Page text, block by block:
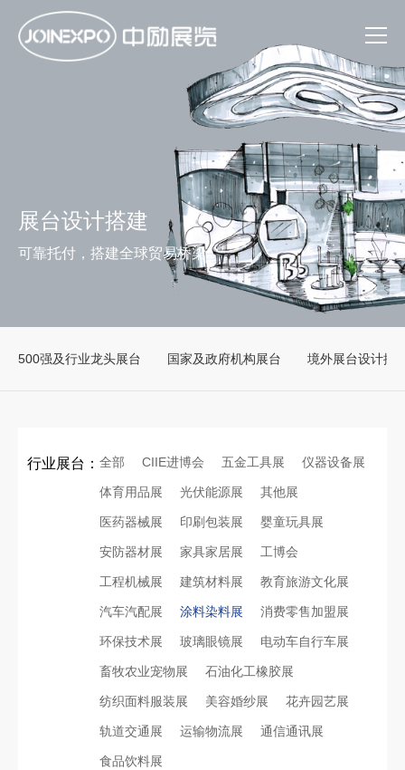
展台设计搭建
可靠托付，搭建全球贸易桥梁
500强及行业龙头展台 国家及政府机构展台 境外展台设计搭
行业展台： 全部 CIIE进博会 五金工具展 仪器设备展
体育用品展 光伏能源展 其他展
医药器械展 印刷包装展 婴童玩具展
安防器材展 家具家居展 工博会
工程机械展 建筑材料展 教育旅游文化展
汽车汽配展 涂料染料展 消费零售加盟展
环保技术展 玻璃眼镜展 电动车自行车展
畜牧农业宠物展 石油化工橡胶展
纺织面料服装展 美容婚纱展 花卉园艺展
轨道交通展 运输物流展 通信通讯展
食品饮料展